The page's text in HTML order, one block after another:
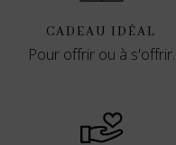
CADEAU IDÉAL
Pour offrir ou à s'offrir.